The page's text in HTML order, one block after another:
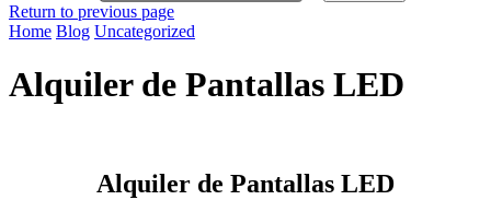
Return to previous page
Home Blog Uncategorized
Alquiler de Pantallas LED
Alquiler de Pantallas LED